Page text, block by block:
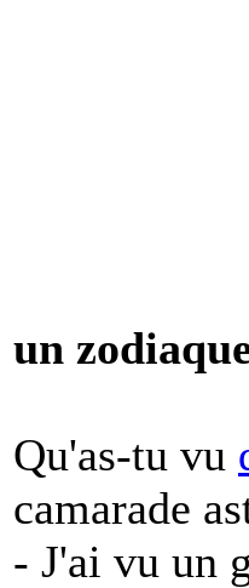
un
Qu'as-tu vu
camarade
- J'ai vu un